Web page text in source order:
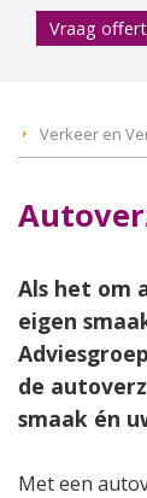
Vraag
Verkeer en
Als het om
eigen
de
smaak én
Met een